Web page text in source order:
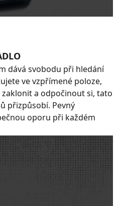
dává svobodu při hledání
ve vzpřímené poloze,
a odpočinout si, tato
přizpůsobí. Pevný
oporu při každém